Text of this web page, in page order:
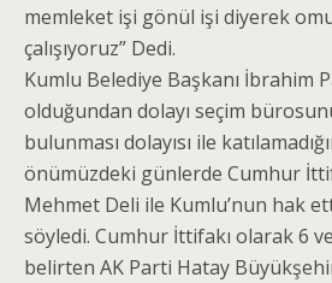
memleket işi gönül işi diyerek
çalışıyoruz” Dedi.
Kumlu Belediye Başkanı İbrahim
olduğundan dolayı seçim
bulunması dolayısı ile
önümüzdeki günlerde Cumhur
Mehmet Deli ile Kumlu’nun hak
söyledi. Cumhur İttifakı olarak 6
belirten AK Parti Hatay